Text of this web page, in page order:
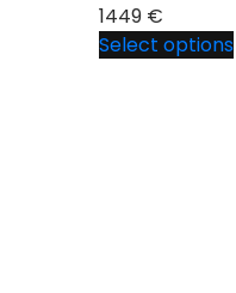
1449 €
Select options